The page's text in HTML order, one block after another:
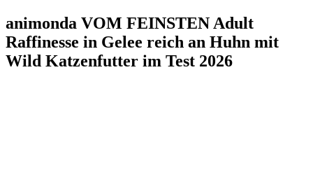
animonda VOM FEINSTEN Adult
Raffinesse in Gelee reich an Huhn mit
Wild Katzenfutter im Test 2026